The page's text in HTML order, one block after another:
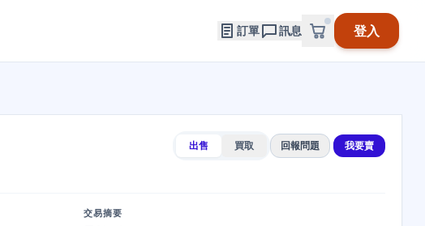
訂單 訊息 登入
出售 買取 回報問題 我要賣
交易摘要